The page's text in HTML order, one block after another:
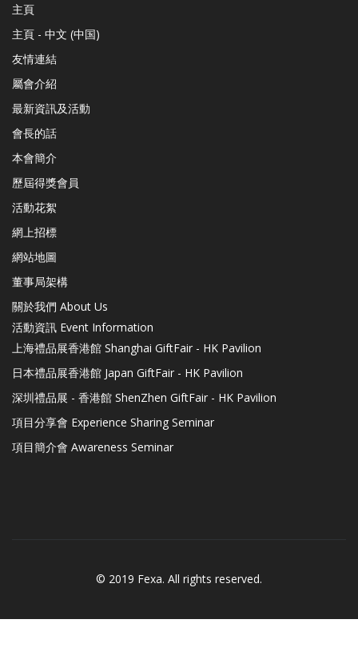
主頁
主頁 - 中文 (中国)
友情連結
屬會介紹
最新資訊及活動
會長的話
本會簡介
歷屆得獎會員
活動花絮
網上招標
網站地圖
董事局架構
關於我們 About Us
活動資訊 Event Information
上海禮品展香港館 Shanghai GiftFair - HK Pavilion
日本禮品展香港館 Japan GiftFair - HK Pavilion
深圳禮品展 - 香港館 ShenZhen GiftFair - HK Pavilion
項目分享會 Experience Sharing Seminar
項目簡介會 Awareness Seminar
© 2019 Fexa. All rights reserved.